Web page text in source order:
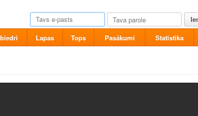
Lapas Tops Pasākumi Statistika